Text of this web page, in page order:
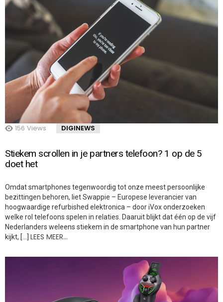
156 Views DIGINEWS
Stiekem scrollen in je partners telefoon? 1 op de 5
doet het
Omdat smartphones tegenwoordig tot onze meest persoonlijke
bezittingen behoren, liet Swappie – Europese leverancier van
hoogwaardige refurbished elektronica – door iVox onderzoeken
welke rol telefoons spelen in relaties. Daaruit blijkt dat één op de vijf
Nederlanders weleens stiekem in de smartphone van hun partner
kijkt, […] LEES MEER…